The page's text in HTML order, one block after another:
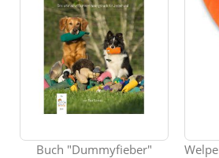
Buch "Dummyfieber"